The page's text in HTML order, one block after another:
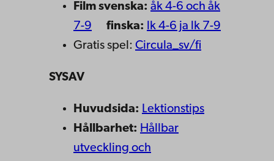
Film svenska: åk 4-6 och åk
7-9
finska: lk 4-6 ja lk 7-9
Gratis spel: Circula_sv/fi
SYSAV
Huvudsida: Lektionstips
Hållbarhet: Hållbar
utveckling och